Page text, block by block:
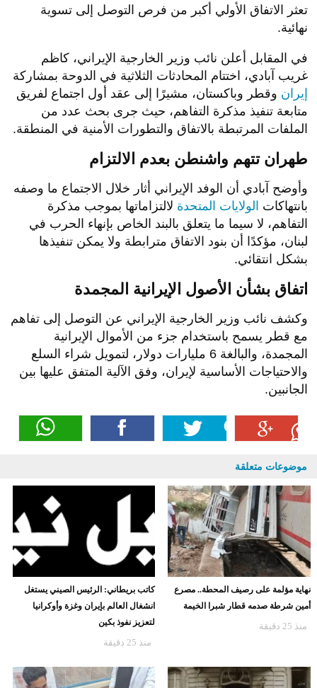
تعثر الاتفاق الأولي أكبر من فرص التوصل إلى تسوية
نهائية.
في المقابل أعلن نائب وزير الخارجية الإيراني، كاظم
غريب آبادي، اختتام المحادثات الثلاثية في الدوحة بمشاركة
إيران وقطر وباكستان، مشيرًا إلى عقد أول اجتماع لفريق
متابعة تنفيذ مذكرة التفاهم، حيث جرى بحث عدد من
الملفات المرتبطة بالاتفاق والتطورات الأمنية في المنطقة.
طهران تتهم واشنطن بعدم الالتزام
وأوضح آبادي أن الوفد الإيراني أثار خلال الاجتماع ما وصفه
بانتهاكات الولايات المتحدة لالتزاماتها بموجب مذكرة
التفاهم، لا سيما ما يتعلق بالبند الخاص بإنهاء الحرب في
لبنان، مؤكدًا أن بنود الاتفاق مترابطة ولا يمكن تنفيذها
بشكل انتقائي.
اتفاق بشأن الأصول الإيرانية المجمدة
وكشف نائب وزير الخارجية الإيراني عن التوصل إلى تفاهم
مع قطر يسمح باستخدام جزء من الأموال الإيرانية
المجمدة، والبالغة 6 مليارات دولار، لتمويل شراء السلع
والاحتياجات الأساسية لإيران، وفق الآلية المتفق عليها بين
الجانبين.
موضوعات متعلقة
نهاية مؤلمة على رصيف المحطة.. مصرع
أمين شرطة صدمه قطار شبرا الخيمة
منذ 25 دقيقة
كاتب بريطاني: الرئيس الصيني يستغل
انشغال العالم بإيران وغزة وأوكرانيا
لتعزيز نفوذ بكين
منذ 25 دقيقة